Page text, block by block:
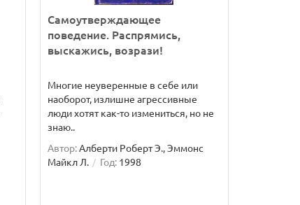
Самоутверждающее
поведение. Распрямись,
выскажись, возрази!
Многие неуверенные в себе или
наоборот, излишне агрессивные
люди хотят как-то измениться, но не
знаю..
Автор:Алберти Роберт Э., Эммонс
Майкл Л.
Год: 1998